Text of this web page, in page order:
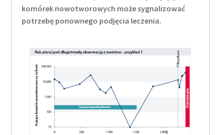
komórek nowotworowych może sygnalizować
potrzebę ponownego podjęcia leczenia.